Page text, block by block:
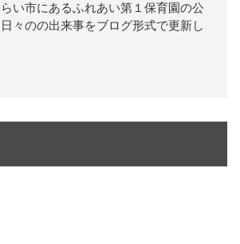
い市にあるふれあい第１保育園の公
々のの出来事をブログ形式で更新し